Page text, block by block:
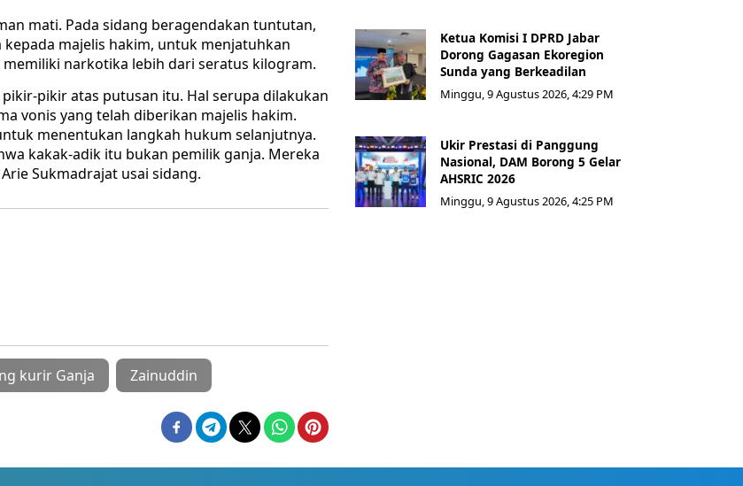
mati. Pada sidang beragendakan tuntutan,
kepada majelis hakim, untuk menjatuhkan
narkotika lebih dari seratus kilogram.
pikir atas putusan itu. Hal serupa dilakukan
vonis yang telah diberikan majelis hakim.
menentukan langkah hukum selanjutnya.
kakak-adik itu bukan pemilik ganja. Mereka
Sukmadrajat usai sidang.
kurir Ganja Zainuddin
Ketua Komisi I DPRD Jabar
Dorong Gagasan Ekoregion
Sunda yang Berkeadilan
Minggu, 9 Agustus 2026, 4:29 PM
Ukir Prestasi di Panggung
Nasional, DAM Borong 5 Gelar
AHSRIC 2026
Minggu, 9 Agustus 2026, 4:25 PM